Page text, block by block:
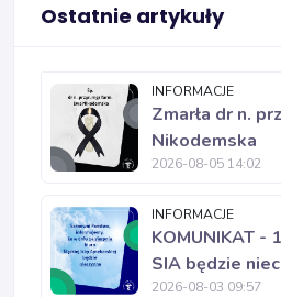
Ostatnie artykuły
INFORMACJE
Zmarła dr n.
Nikodemska
2026-08-05 14:02
INFORMACJE
KOMUNIKAT -
SIA będzie
2026-08-03 09:57